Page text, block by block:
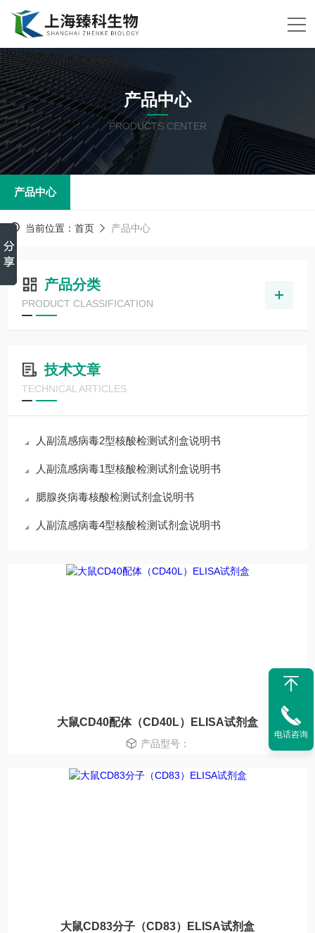
产品中心
PRODUCTS CENTER
产品中心
当前位置： 首页 产品中心
产品分类
PRODUCT CLASSIFICATION
技术文章
TECHNICAL ARTICLES
人副流感病毒2型核酸检测试剂盒说明书
人副流感病毒1型核酸检测试剂盒说明书
腮腺炎病毒核酸检测试剂盒说明书
人副流感病毒4型核酸检测试剂盒说明书
大鼠CD40配体（CD40L）ELISA试剂盒
产品型号：
大鼠CD83分子（CD83）ELISA试剂盒
电话咨询